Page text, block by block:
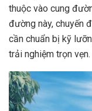
thuộc vào cung
đường này, chuyến
cần chuẩn bị kỹ
trải nghiệm trọn vẹn.